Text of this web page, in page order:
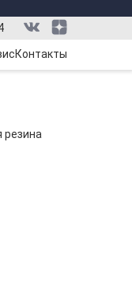
Контакты
резина